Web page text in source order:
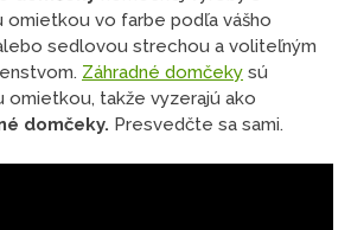
omietkou vo farbe podľa vášho
sedlovou strechou a voliteľným
Záhradné domčeky sú
omietkou, takže vyzerajú ako
domčeky. Presvedčte sa sami.